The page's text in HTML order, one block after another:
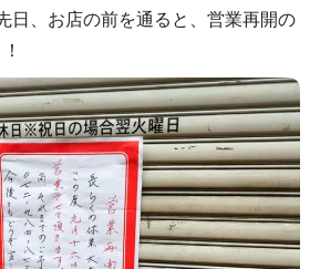
日、お店の前を通ると、営業再開の